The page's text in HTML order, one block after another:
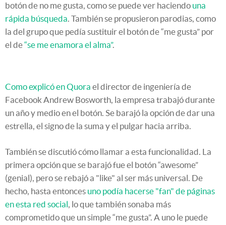
botón de no me gusta, como se puede ver haciendo una
rápida búsqueda. También se propusieron parodias, como
la del grupo que pedía sustituir el botón de “me gusta” por
el de“se me enamora el alma”.
Como explicó en Quora el director de ingeniería de
Facebook Andrew Bosworth, la empresa trabajó durante
un año y medio en el botón. Se barajó la opción de dar una
estrella, el signo de la suma y el pulgar hacia arriba.
También se discutió cómo llamar a esta funcionalidad. La
primera opción que se barajó fue el botón “awesome”
(genial), pero se rebajó a "like" al ser más universal. De
hecho, hasta entonces uno podía hacerse "fan" de páginas
en esta red social, lo que también sonaba más
comprometido que un simple “me gusta”. A uno le puede